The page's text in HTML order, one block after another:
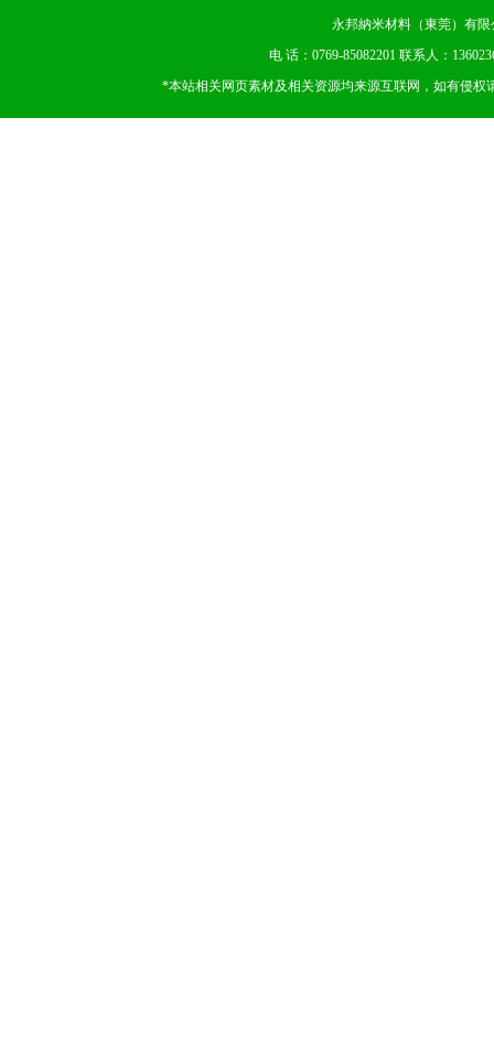
永邦納米材料（東莞）有限
电 话：0769-85082201 联系人：
*本站相关网页素材及相关资源均来源互联网，如有侵